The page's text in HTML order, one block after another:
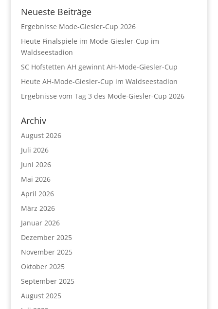
Neueste Beiträge
Ergebnisse Mode-Giesler-Cup 2026
Heute Finalspiele im Mode-Giesler-Cup im
Waldseestadion
SC Hofstetten AH gewinnt AH-Mode-Giesler-Cup
Heute AH-Mode-Giesler-Cup im Waldseestadion
Ergebnisse vom Tag 3 des Mode-Giesler-Cup 2026
Archiv
August 2026
Juli 2026
Juni 2026
Mai 2026
April 2026
März 2026
Januar 2026
Dezember 2025
November 2025
Oktober 2025
September 2025
August 2025